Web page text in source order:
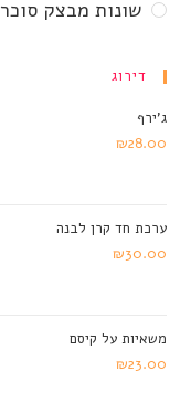
שונות מבצק סוכר
דירוג
ג'ירף
₪28.00
ערכת חד קרן לבנה
₪30.00
משאיות על קיסם
₪23.00